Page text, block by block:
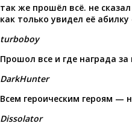
так же прошёл всё. не
как только увидел её
turboboy
Прошол все и где награда
DarkHunter
Всем героическим героям —
Dissolator